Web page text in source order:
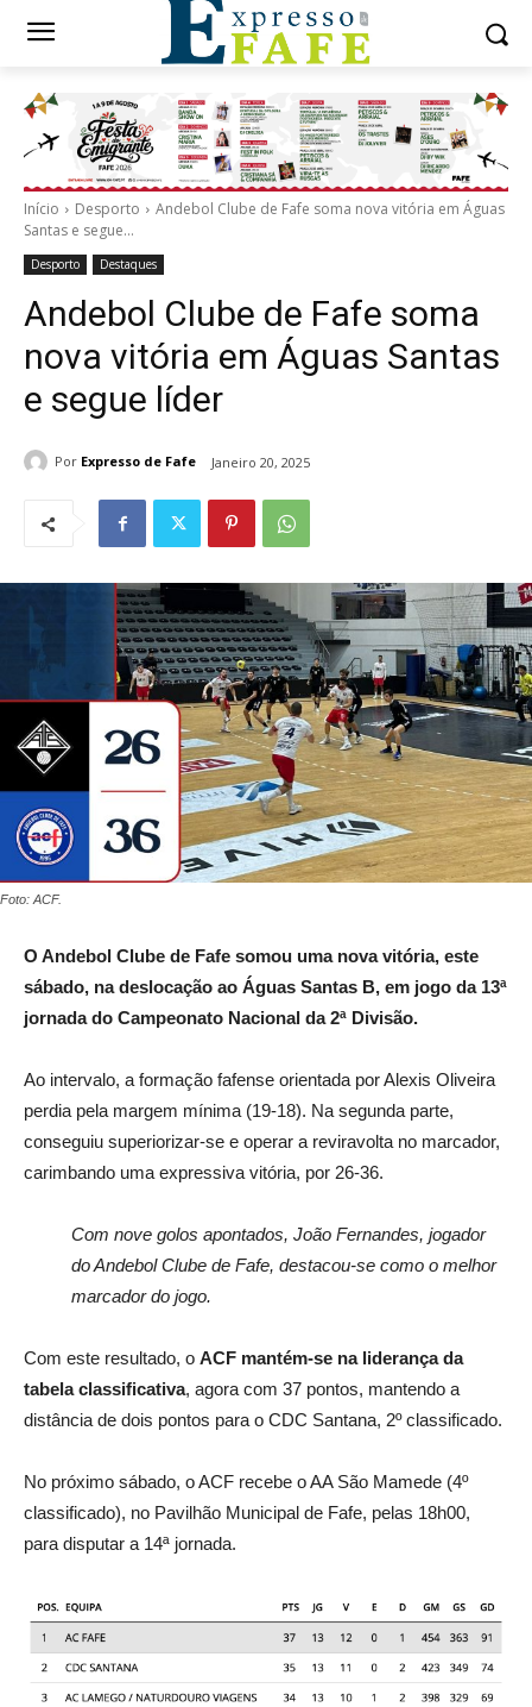
Início Desporto
Andebol Clube de Fafe soma nova vitória em Águas
Santas e segue...
Desporto Destaques
Andebol Clube de Fafe soma
nova vitória em Águas Santas
e segue líder
Por Expresso de Fafe Janeiro 20, 2025
Foto: ACF.
O Andebol Clube de Fafe somou uma nova vitória, este
sábado, na deslocação ao Águas Santas B, em jogo da 13ª
jornada do Campeonato Nacional da 2ª Divisão.
Ao intervalo, a formação fafense orientada por Alexis Oliveira
perdia pela margem mínima (19-18). Na segunda parte,
conseguiu superiorizar-se e operar a reviravolta no marcador,
carimbando uma expressiva vitória, por 26-36.
Com nove golos apontados, João Fernandes, jogador
do Andebol Clube de Fafe, destacou-se como o melhor
marcador do jogo.
Com este resultado, o ACF mantém-se na liderança da
tabela classificativa, agora com 37 pontos, mantendo a
distância de dois pontos para o CDC Santana, 2º classificado.
No próximo sábado, o ACF recebe o AA São Mamede (4º
classificado), no Pavilhão Municipal de Fafe, pelas 18h00,
para disputar a 14ª jornada.